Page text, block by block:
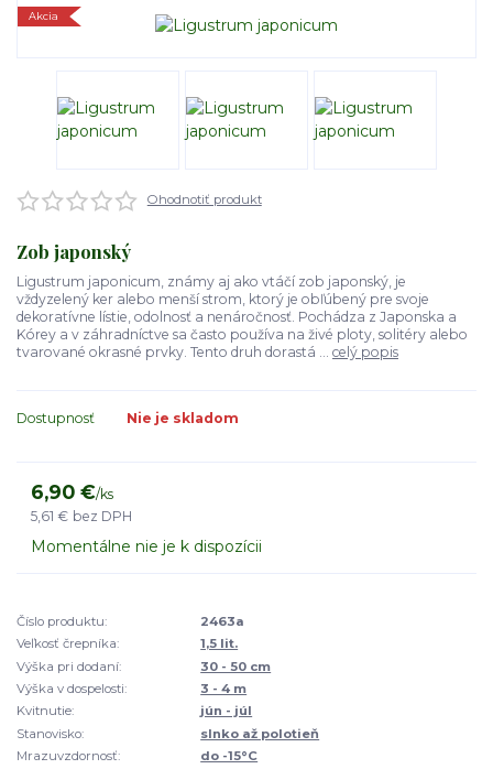
Akcia
Ohodnotiť produkt
Zob japonský
Ligustrum japonicum, známy aj ako vtáčí zob japonský, je
vždyzelený ker alebo menší strom, ktorý je obľúbený pre svoje
dekoratívne lístie, odolnosť a nenáročnosť. Pochádza z Japonska a
Kórey a v záhradníctve sa často používa na živé ploty, solitéry alebo
tvarované okrasné prvky. Tento druh dorastá ... celý popis
Dostupnosť Nie je skladom
6,90 €/ks
5,61 € bez DPH
Momentálne nie je k dispozícii
Číslo produktu:
2463a
Veľkosť črepníka:
1,5 lit.
Výška pri dodaní:
30 - 50 cm
Výška v dospelosti:
3 - 4 m
Kvitnutie:
jún - júl
Stanovisko:
slnko až polotieň
Mrazuvzdornosť:
do -15°C